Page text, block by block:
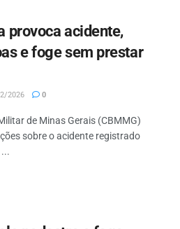
provoca acidente,
e foge sem prestar
2026 0
de Minas Gerais (CBMMG)
sobre o acidente registrado